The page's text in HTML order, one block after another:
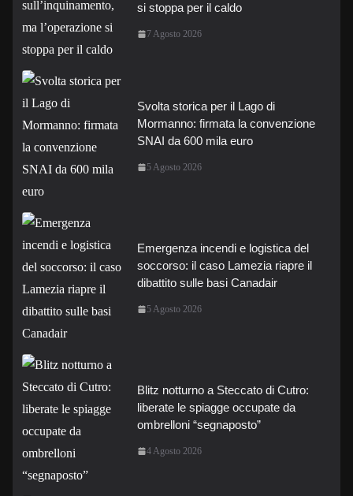
si stoppa per il caldo
7 Agosto 2026
Svolta storica per il Lago di
Mormanno: firmata la convenzione
SNAI da 600 mila euro
5 Agosto 2026
Emergenza incendi e logistica del
soccorso: il caso Lamezia riapre il
dibattito sulle basi Canadair
5 Agosto 2026
Blitz notturno a Steccato di Cutro:
liberate le spiagge occupate da
ombrelloni “segnaposto”
4 Agosto 2026